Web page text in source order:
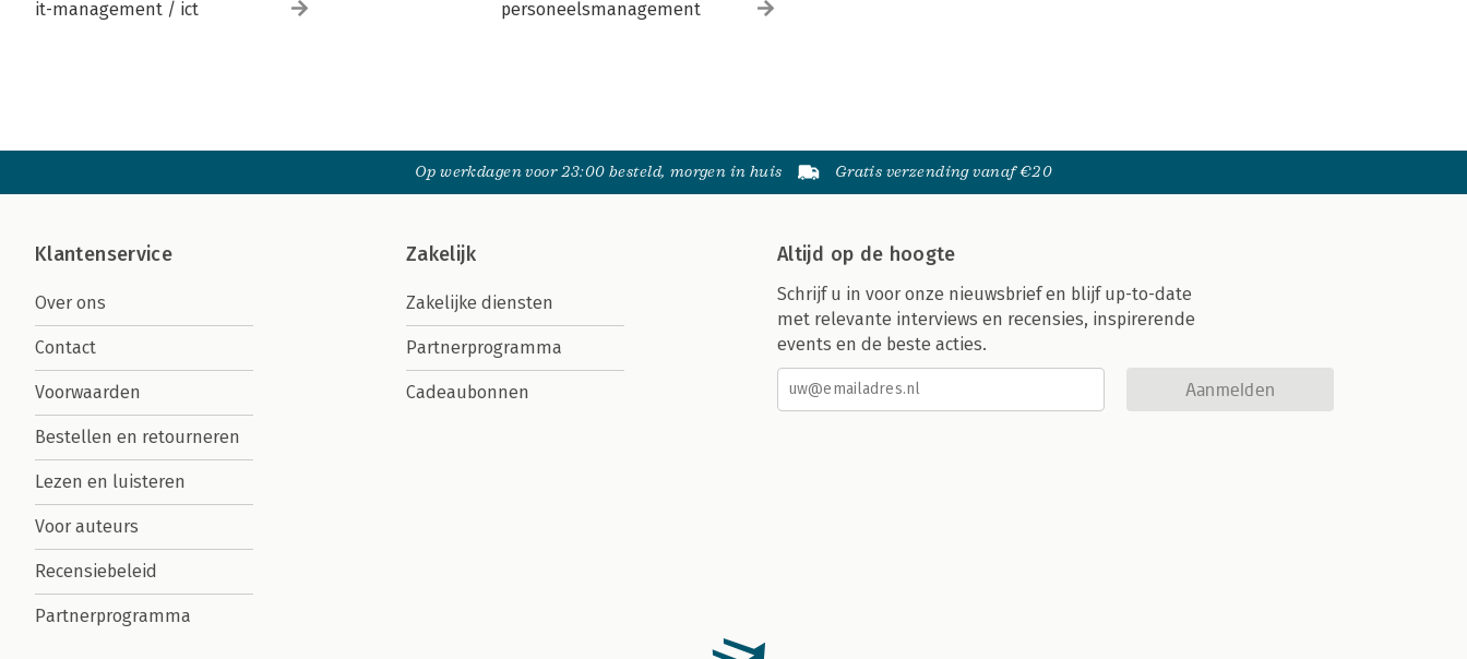
it-management / ict
personeelsmanagement
Op werkdagen voor 23:00 besteld, morgen in huis Gratis verzending vanaf €20
Klantenservice
Over ons
Contact
Voorwaarden
Bestellen en retourneren
Lezen en luisteren
Voor auteurs
Recensiebeleid
Partnerprogramma
Zakelijk
Zakelijke diensten
Partnerprogramma
Cadeaubonnen
Altijd op de hoogte
Schrijf u in voor onze nieuwsbrief en blijf up-to-date
met relevante interviews en recensies, inspirerende
events en de beste acties.
Aanmelden